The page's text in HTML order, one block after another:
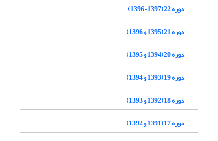
دوره 22 (1397-1396)
دوره 21 (1395 و 1396)
دوره 20 (1394 و 1395)
دوره 19 (1393 و 1394)
دوره 18 (1392 و 1393)
دوره 17 (1391 و 1392)